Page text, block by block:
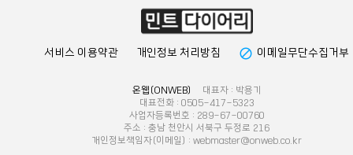
서비스 이용약관 개인정보 처리방침 block 이메일무단수집거부
온웹(ONWEB)
대표자 : 박용기
대표전화 : 0505-417-5323
사업자등록번호 : 289-67-00760
주소 : 충남 천안시 서북구 두정로 216
개인정보책임자(이메일) : webmaster@onweb.co.kr